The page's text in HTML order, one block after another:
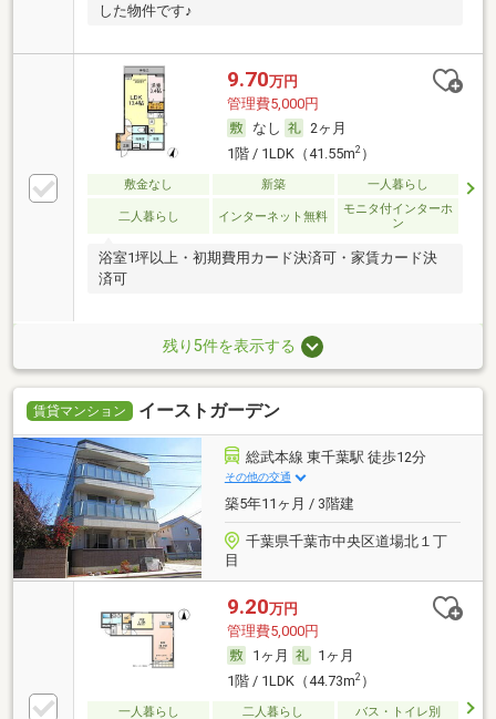
した物件です♪
9.70万円
管理費5,000円
なし
2ヶ月
1階 / 1LDK（41.55m2）
敷金なし 新築 一人暮らし
二人暮らし インターネット無料
モニタ付インターホ
ン
浴室1坪以上・初期費用カード決済可・家賃カード決
済可
残り5件を表示する
賃貸マンション イーストガーデン
総武本線 東千葉駅 徒歩12分
その他の交通
築5年11ヶ月 / 3階建
千葉県千葉市中央区道場北１丁
目
9.20万円
管理費5,000円
1ヶ月
1ヶ月
1階 / 1LDK（44.73m2）
一人暮らし 二人暮らし
バス・トイレ別